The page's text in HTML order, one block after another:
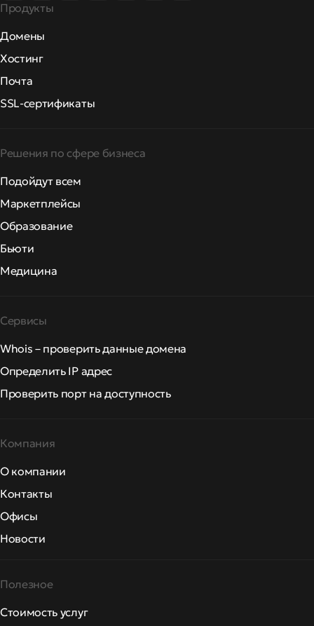
Продукты
Домены
Хостинг
Почта
SSL-сертификаты
Решения по сфере бизнеса
Подойдут всем
Маркетплейсы
Образование
Бьюти
Медицина
Сервисы
Whois – проверить данные домена
Определить IP адрес
Проверить порт на доступность
Компания
О компании
Контакты
Офисы
Новости
Полезное
Стоимость услуг